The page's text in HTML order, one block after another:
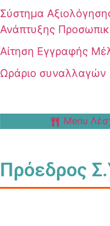
Σύστημα
Ανάπτυξης
Αίτηση Εγγραφής
Ωράριο συναλλαγών
Menu
Πρόεδρος